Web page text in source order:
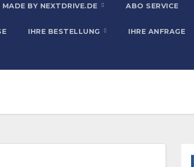
MADE BY NEXTDRIVE.DE ABO SERVICE
IHRE BESTELLUNG IHRE ANFRAGE